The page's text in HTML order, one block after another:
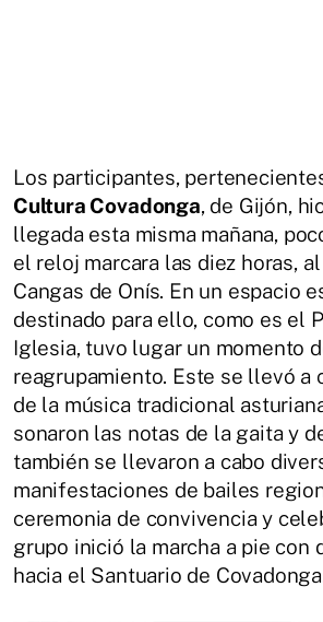
Los participantes,
Cultura Covadonga, de Gijón,
llegada esta misma mañana,
el reloj marcara las diez horas,
Cangas de Onís. En un espacio
destinado para ello, como es el
Iglesia, tuvo lugar un momento
reagrupamiento. Este se llevó a
de la música tradicional
sonaron las notas de la gaita y
también se llevaron a cabo
manifestaciones de bailes
ceremonia de convivencia y
grupo inició la marcha a pie con
hacia el Santuario de